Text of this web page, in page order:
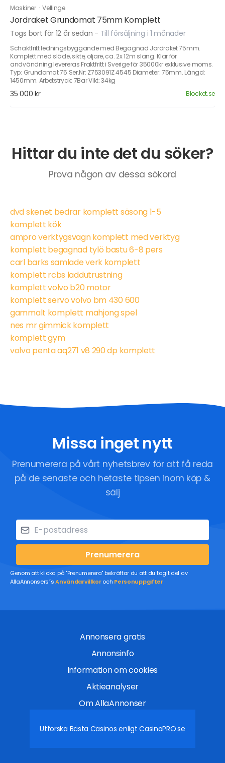
Maskiner ·Vellinge
Jordraket Grundomat 75mm Komplett
Togs bort för 12 år sedan - Till försäljning i 1 månader
Schaktfritt ledningsbyggande med Begagnad Jordraket 75mm.
Komplett med släde, sikte, oljare, ca. 2x 12m slang. Klar för
andvändning levereras Fraktfritt i Sverige för 35000kr exklusive moms.
Typ: Grundomat 75 Ser.Nr: Z753091Z 4545 Diameter: 75mm. Längd:
1450mm. Arbetstryck: 7Bar Vikt: 34kg
35 000 kr Blocket.se
Hittar du inte det du söker?
Prova någon av dessa sökord
dvd skenet bedrar komplett säsong 1-5
komplett kök
ampro verktygsvagn komplett med verktyg
komplett begagnad tylö bastu 6-8 pers
carl barks samlade verk komplett
komplett rcbs laddutrustning
komplett volvo b20 motor
komplett servo volvo bm 430 600
gammalt komplett mahjong spel
nes mr gimmick komplett
komplett gym
volvo penta aq271 v8 290 dp komplett
Missa inget nytt
Prenumerera på vårt nyhetsbrev för att få reda
på de senaste och hetaste tipsen inom köp &
sälj
Prenumerera
Genom att klicka på "Prenumerera" bekräftar du att du tagit del av
AllaAnnonsers´sAnvändarvillkoroch Personuppgifter
Annonsera gratis
Annonsinfo
Information om cookies
Aktieanalyser
Om AllaAnnonser
Utforska Bästa Casinos enligtCasinoPRO.se